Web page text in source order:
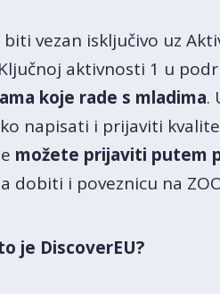
vezan isključivo uz
aktivnosti 1 u
koje rade s mladima.
napisati i prijaviti
možete prijaviti putem
dobiti i poveznicu na
je DiscoverEU?